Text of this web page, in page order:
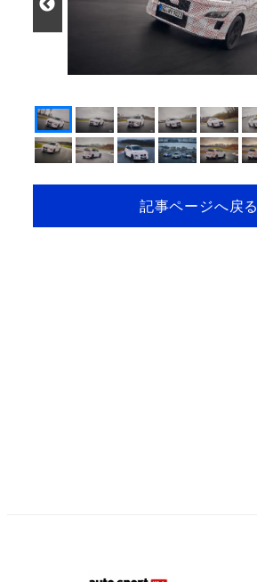
記事ページへ戻る